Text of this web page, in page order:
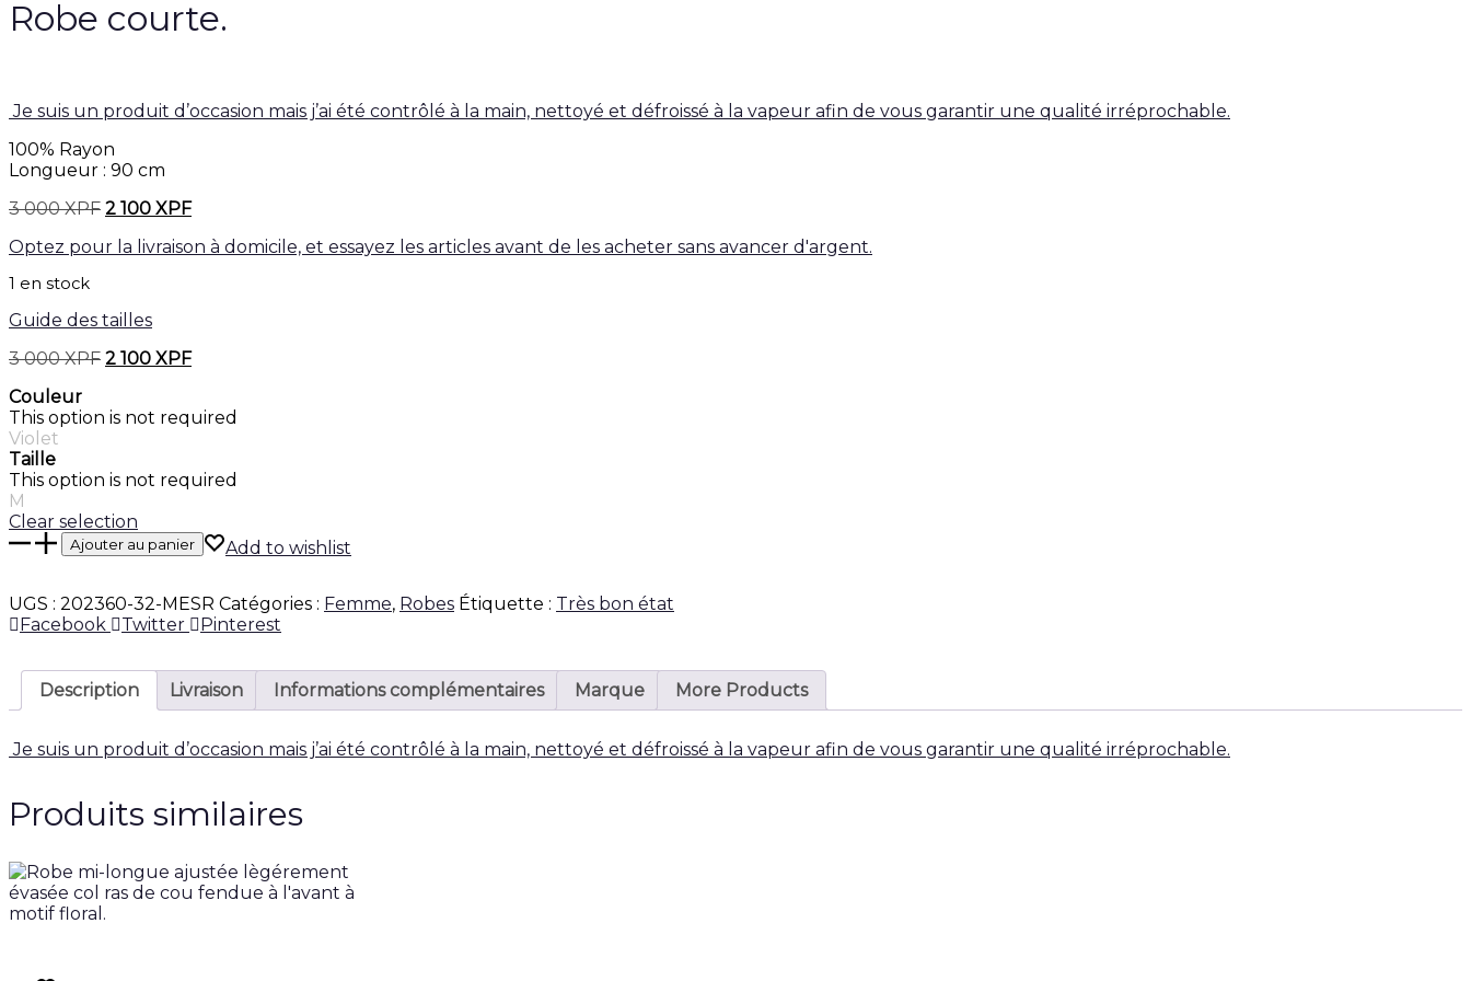
Robe courte.
Je suis un produit d’occasion mais j’ai été contrôlé à la main, nettoyé et défroissé à la vapeur afin de vous garantir une qualité irréprochable.
100% Rayon
Longueur : 90 cm
3 000XPF Le
initial
000 XPF.
2 100 XPFLe
actuel
Optez pour la livraison à domicile, et essayez les articles avant de les acheter sans avancer d'argent.
1 en stock
Guide des tailles
3 000XPF Le
était :
2 100 XPFLe
est :
Couleur
This option is not required
Violet
Taille
This option is not required
M
Clear selection
quantité
courte.
Ajouter au panier Add to wishlist
UGS : 202360-32-MESR Catégories : Femme, Robes Étiquette : Très bon état
Share
Facebook Twitter Pinterest
Description Livraison Informations complémentaires Marque More Products
Je suis un produit d’occasion mais j’ai été contrôlé à la main, nettoyé et défroissé à la vapeur afin de vous garantir une qualité irréprochable.
Produits similaires